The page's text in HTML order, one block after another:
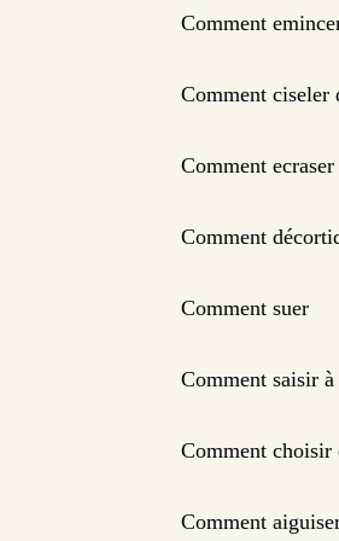
Comment
Comment ciseler
Comment
Comment
Comment suer
Comment saisir
Comment choisir
Comment